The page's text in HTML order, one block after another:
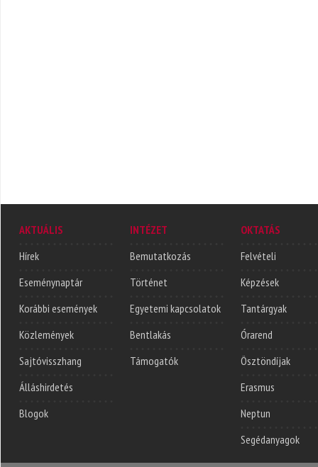
AKTUÁLIS
Hírek
Eseménynaptár
Korábbi események
Közlemények
Sajtóvisszhang
Álláshirdetés
Blogok
INTÉZET
Bemutatkozás
Történet
Egyetemi kapcsolatok
Bentlakás
Támogatók
OKTATÁS
Felvételi
Képzések
Tantárgyak
Órarend
Ösztöndíjak
Erasmus
Neptun
Segédanyagok